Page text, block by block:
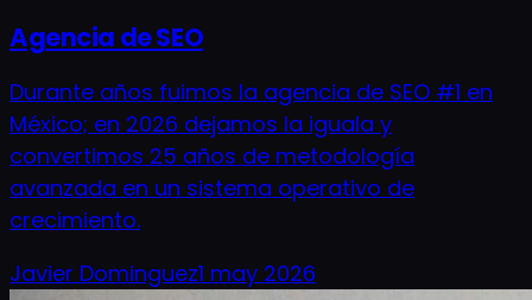
Agencia de SEO
Durante años fuimos la agencia de SEO #1 en
México; en 2026 dejamos la iguala y
convertimos 25 años de metodología
avanzada en un sistema operativo de
crecimiento.
Javier Dominguez1 may 2026